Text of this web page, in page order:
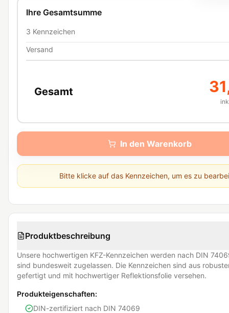
Ihre Gesamtsumme
3 Kennzeichen
Versand
Gesamt
In den Warenkorb
Bitte klicke auf das Kennzeichen, um es zu
Produktbeschreibung
Unsere hochwertigen KFZ-Kennzeichen werden nach DIN
sind bundesweit zugelassen. Die Kennzeichen sind aus
gefertigt und mit hochwertiger Reflektionsfolie versehen.
Produkteigenschaften:
DIN-zertifiziert nach DIN 74069